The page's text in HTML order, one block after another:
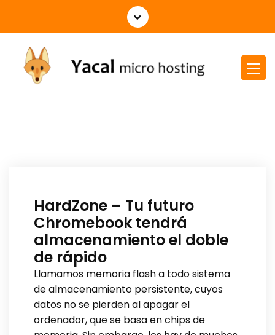
HardZone – Tu futuro
Chromebook tendrá
almacenamiento el doble
de rápido
Llamamos memoria flash a todo sistema
de almacenamiento persistente, cuyos
datos no se pierden al apagar el
ordenador, que se basa en chips de